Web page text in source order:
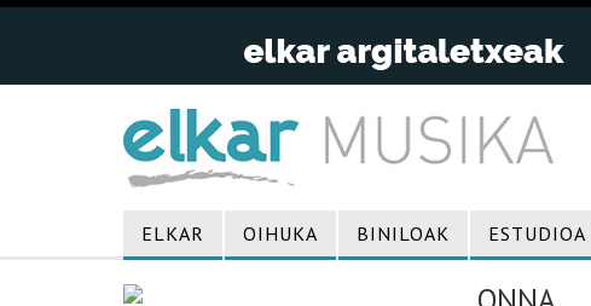
ELKAR OIHUKA BINILOAK ESTUDIOA